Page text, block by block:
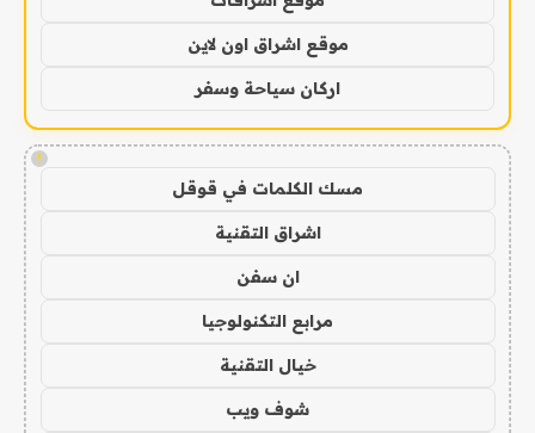
موقع اشراق اون لاين
اركان سياحة وسفر
!
مسك الكلمات في قوقل
اشراق التقنية
ان سفن
مرابع التكنولوجيا
خيال التقنية
شوف ويب